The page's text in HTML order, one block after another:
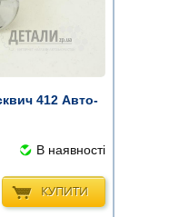
412 Авто-
В наявності
КУПИТИ